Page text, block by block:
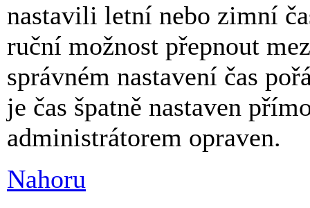
nastavili letní nebo zimní
ruční možnost přepnout
správném nastavení čas
je čas špatně nastaven
administrátorem opraven.
Nahoru